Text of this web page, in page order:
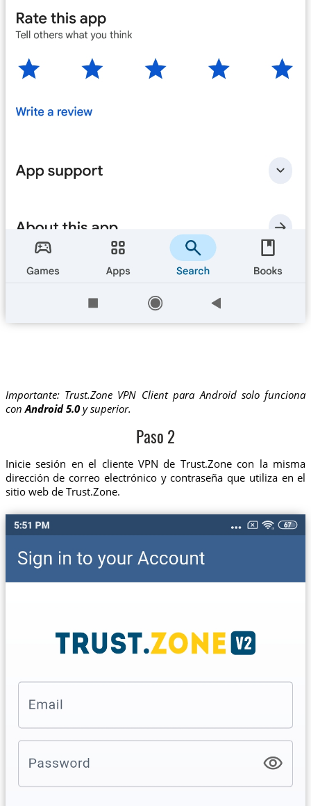
Importante: Trust.Zone VPN Client para Android solo funciona
conAndroid 5.0y superior.
Paso 2
Inicie sesión en el cliente VPN de Trust.Zone con la misma
dirección de correo electrónico y contraseña que utiliza en el
sitio web de Trust.Zone.